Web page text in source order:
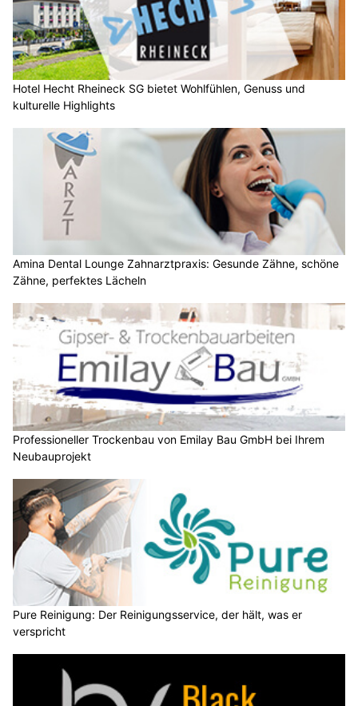
Hotel Hecht Rheineck SG bietet Wohlfühlen, Genuss und
kulturelle Highlights
Amina Dental Lounge Zahnarztpraxis: Gesunde Zähne, schöne
Zähne, perfektes Lächeln
Professioneller Trockenbau von Emilay Bau GmbH bei Ihrem
Neubauprojekt
Pure Reinigung: Der Reinigungsservice, der hält, was er
verspricht